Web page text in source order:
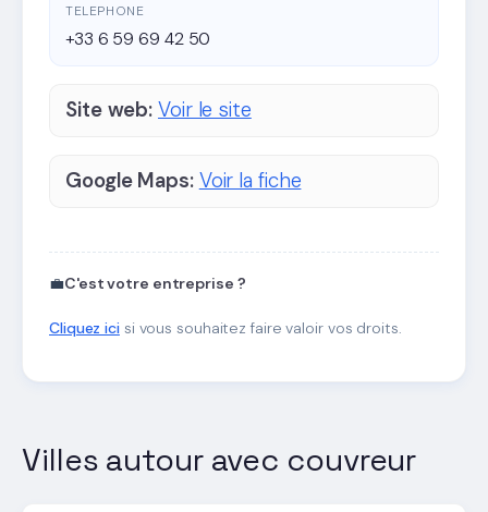
TELEPHONE
+33 6 59 69 42 50
Site web: Voir le site
Google Maps: Voir la fiche
💼C'est votre entreprise ?
Cliquez icisi vous souhaitez faire valoir vos droits.
Villes autour avec couvreur